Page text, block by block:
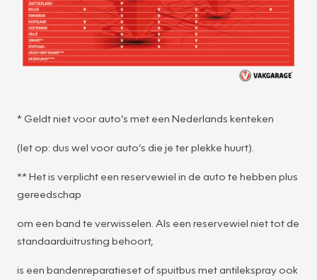
* Geldt niet voor auto’s met een Nederlands kenteken
(let op: dus wel voor auto’s die je ter plekke huurt).
** Het is verplicht een reservewiel in de auto te hebben plus
gereedschap
om een band te verwisselen. Als een reservewiel niet tot de
standaarduitrusting behoort,
is een bandenreparatieset of spuitbus met antilekspray ook